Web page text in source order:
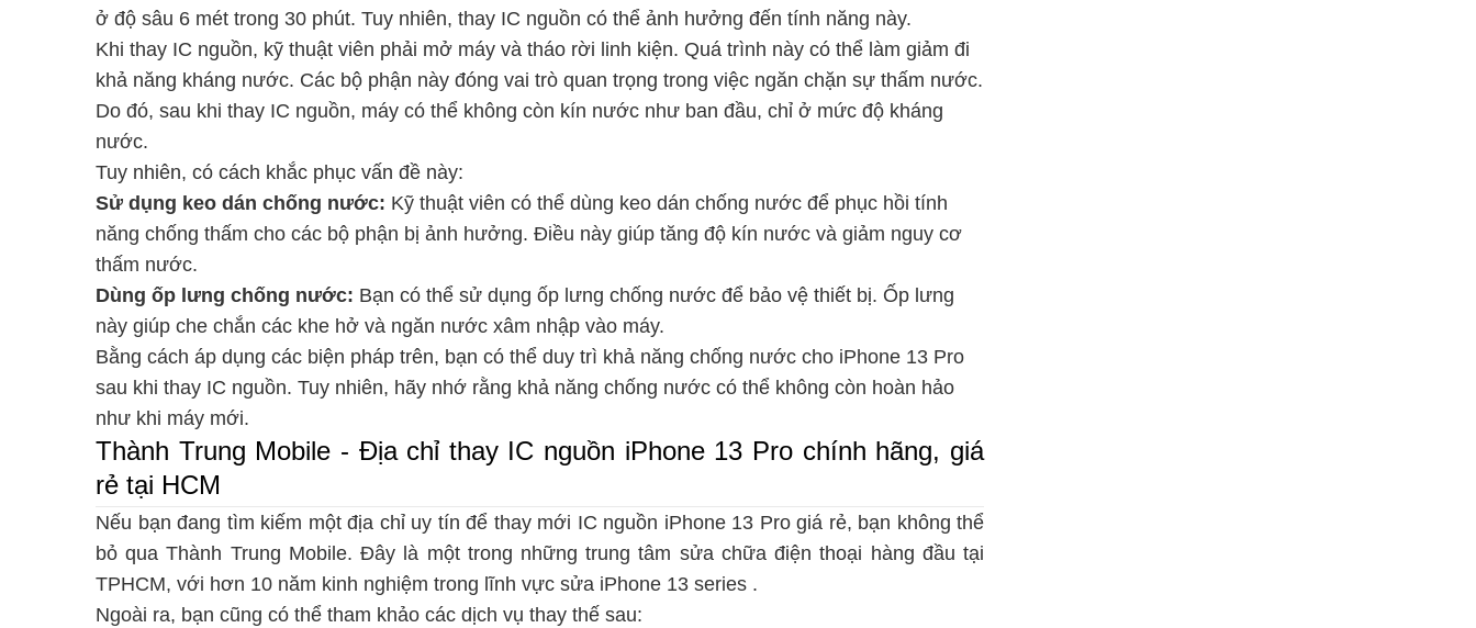
ở độ sâu 6 mét trong 30 phút. Tuy nhiên, thay IC nguồn có thể ảnh hưởng đến tính năng này.
Khi thay IC nguồn, kỹ thuật viên phải mở máy và tháo rời linh kiện. Quá trình này có thể làm giảm đi
khả năng kháng nước. Các bộ phận này đóng vai trò quan trọng trong việc ngăn chặn sự thấm nước.
Do đó, sau khi thay IC nguồn, máy có thể không còn kín nước như ban đầu, chỉ ở mức độ kháng
nước.
Tuy nhiên, có cách khắc phục vấn đề này:
Sử dụng keo dán chống nước: Kỹ thuật viên có thể dùng keo dán chống nước để phục hồi tính
năng chống thấm cho các bộ phận bị ảnh hưởng. Điều này giúp tăng độ kín nước và giảm nguy cơ
thấm nước.
Dùng ốp lưng chống nước: Bạn có thể sử dụng ốp lưng chống nước để bảo vệ thiết bị. Ốp lưng
này giúp che chắn các khe hở và ngăn nước xâm nhập vào máy.
Bằng cách áp dụng các biện pháp trên, bạn có thể duy trì khả năng chống nước cho iPhone 13 Pro
sau khi thay IC nguồn. Tuy nhiên, hãy nhớ rằng khả năng chống nước có thể không còn hoàn hảo
như khi máy mới.
Thành Trung Mobile - Địa chỉ thay IC nguồn iPhone 13 Pro chính hãng, giá
rẻ tại HCM
Nếu bạn đang tìm kiếm một địa chỉ uy tín để thay mới IC nguồn iPhone 13 Pro giá rẻ, bạn không thể
bỏ qua Thành Trung Mobile. Đây là một trong những trung tâm sửa chữa điện thoại hàng đầu tại
TPHCM, với hơn 10 năm kinh nghiệm trong lĩnh vực sửa iPhone 13 series .
Ngoài ra, bạn cũng có thể tham khảo các dịch vụ thay thế sau: